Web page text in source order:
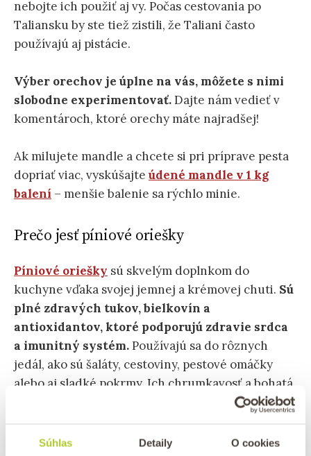
Súhlas Detaily O cookies
nebojte ich použiť aj vy. Počas cestovania po
Taliansku by ste tiež zistili, že Taliani často
používajú aj pistácie.
Výber orechov je úplne na vás, môžete s nimi
slobodne experimentovať.Dajte nám vedieť v
komentároch, ktoré orechy máte najradšej!
Ak milujete mandle a chcete si pri príprave pesta
dopriať viac, vyskúšajteúdené mandle v 1 kg
balení – menšie balenie sa rýchlo minie.
Prečo jesť píniové oriešky
Píniové oriešky sú skvelým doplnkom do
kuchyne vďaka svojej jemnej a krémovej chuti. Sú
plné zdravých tukov, bielkovín a
antioxidantov, ktoré podporujú zdravie srdca
a imunitný systém.Používajú sa do rôznych
jedál, ako sú šaláty, cestoviny, pestové omáčky
alebo aj sladké pokrmy. Ich chrumkavosť a bohatá
chuť sa dokonale uplatnia aj po jemnom opražení.
TIP:Píniové oriešky a všetko, čo o nich